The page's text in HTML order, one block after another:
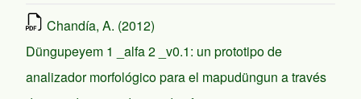
Chandía, A. (2012)
Düngupeyem 1 _alfa 2 _v0.1: un prototipo de
analizador morfológico para el mapudüngun a través